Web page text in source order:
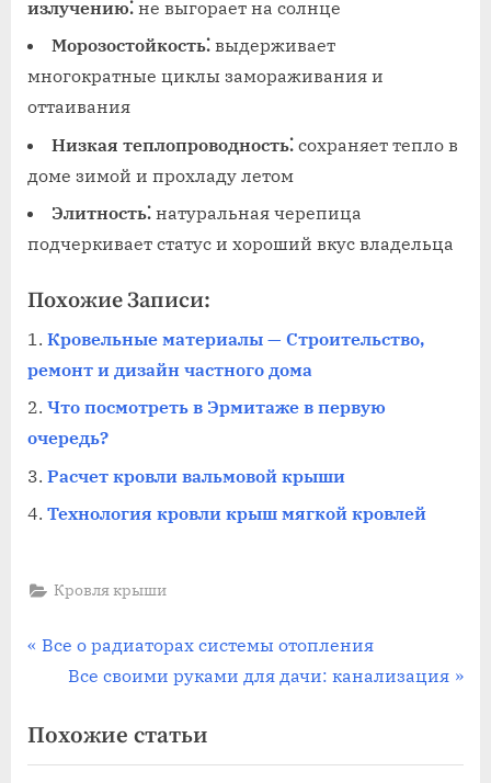
излучению⁚ не выгорает на солнце
Морозостойкость⁚ выдерживает
многократные циклы замораживания и
оттаивания
Низкая теплопроводность⁚ сохраняет тепло в
доме зимой и прохладу летом
Элитность⁚ натуральная черепица
подчеркивает статус и хороший вкус владельца
Похожие Записи:
Кровельные материалы — Строительство,
ремонт и дизайн частного дома
Что посмотреть в Эрмитаже в первую
очередь?
Расчет кровли вальмовой крыши
Технология кровли крыш мягкой кровлей
Кровля крыши
Навигация
записям
П
д
ы
Все о радиаторах системы отопления
С
е
д
Все своими руками для дачи: канализация
Похожие статьи